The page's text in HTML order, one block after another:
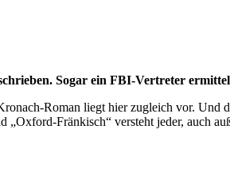
Sogar ein FBI-Vertreter
Roman liegt hier zugleich vor. Und
Fränkisch“ versteht jeder, auch